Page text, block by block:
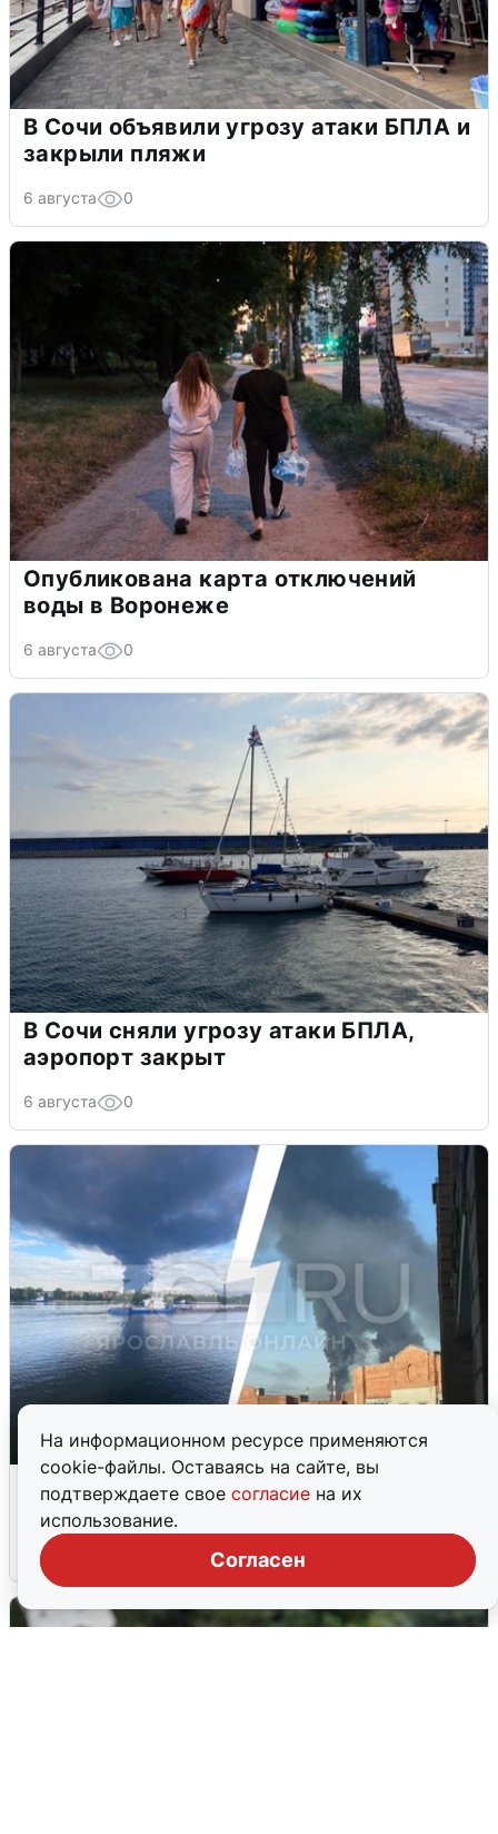
На информационном ресурсе применяются
cookie-файлы. Оставаясь на сайте, вы
подтверждаете свое согласие на их
использование.
Согласен
В Сочи объявили угрозу атаки БПЛА и
закрыли пляжи
6 августа 0
Опубликована карта отключений
воды в Воронеже
6 августа 0
В Сочи сняли угрозу атаки БПЛА,
аэропорт закрыт
6 августа 0
Ночная атака БПЛА на Ярославль:
попадания и последствия
6 августа